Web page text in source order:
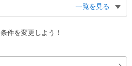
一覧を見る
条件を変更しよう！